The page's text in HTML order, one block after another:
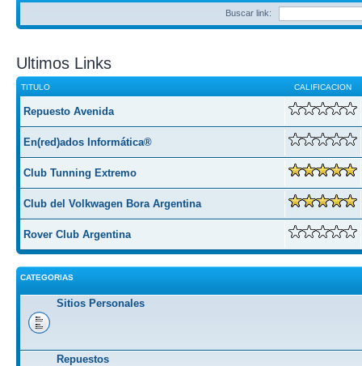
Buscar link:
Ultimos Links
TITULO CALIFICACION
Repuesto Avenida
En(red)ados Informática®
Club Tunning Extremo
Club del Volkwagen Bora Argentina
Rover Club Argentina
CATEGORIAS
Sitios Personales
Repuestos